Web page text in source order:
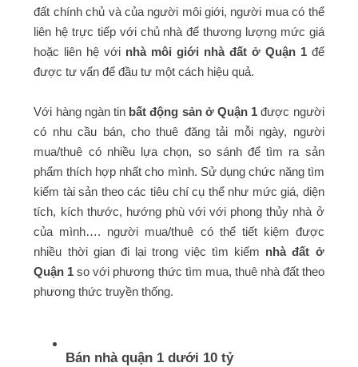
đất chính chủ và của người môi giới, người mua có thể
liên hệ trực tiếp với chủ nhà để thương lượng mức giá
hoặc liên hệ với nhà môi giới nhà đất ở Quận 1để
được tư vấn để đầu tư một cách hiệu quả.
Với hàng ngàn tin bất động sản ở Quận 1 được người
có nhu cầu bán, cho thuê đăng tải mỗi ngày, người
mua/thuê có nhiều lựa chọn, so sánh để tìm ra sản
phẩm thích hợp nhất cho mình. Sử dụng chức năng tìm
kiếm tài sản theo các tiêu chí cụ thể như mức giá, diện
tích, kích thước, hướng phù với với phong thủy nhà ở
của mình…. người mua/thuê có thể tiết kiệm được
nhiều thời gian đi lại trong việc tìm kiếm nhà đất ở
Quận 1 so với phương thức tìm mua, thuê nhà đất theo
phương thức truyền thống.
Bán nhà quận 1 dưới 10 tỷ